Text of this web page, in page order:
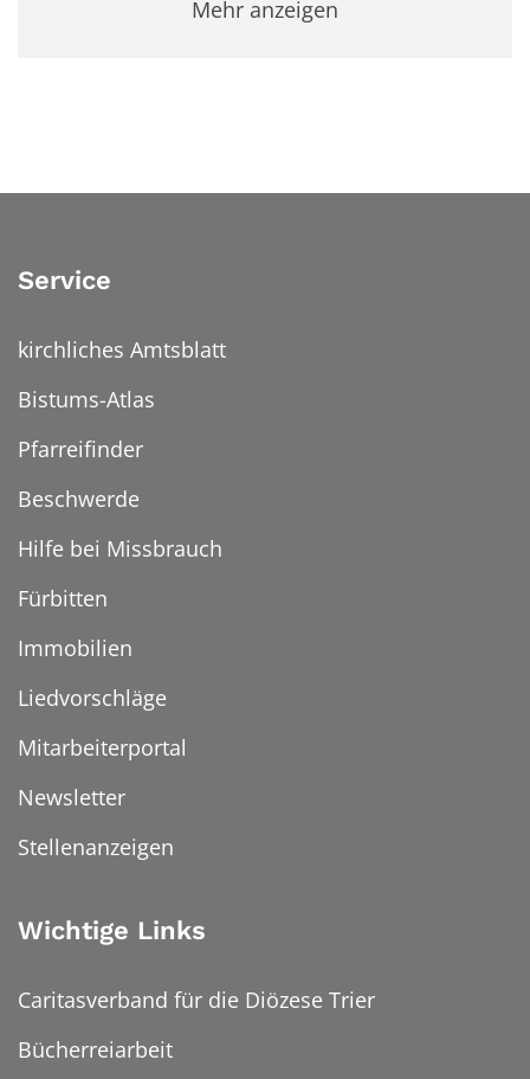
Mehr anzeigen
Service
kirchliches Amtsblatt
Bistums-Atlas
Pfarreifinder
Beschwerde
Hilfe bei Missbrauch
Fürbitten
Immobilien
Liedvorschläge
Mitarbeiterportal
Newsletter
Stellenanzeigen
Wichtige Links
Caritasverband für die Diözese Trier
Bücherreiarbeit